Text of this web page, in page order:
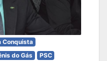
Conquista
do Gás PSC